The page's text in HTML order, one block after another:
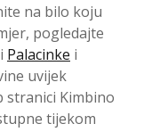
na bilo koju
pogledajte
i Palacinke i
uvijek
stranici Kimbino
tijekom